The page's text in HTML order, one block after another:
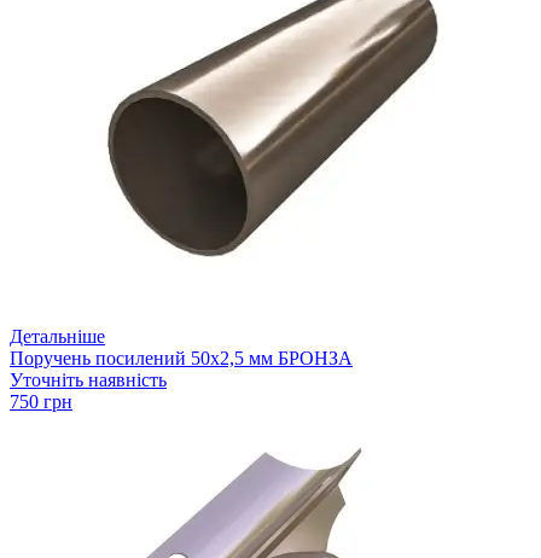
Детальніше
Поручень посилений 50х2,5 мм БРОНЗА
Уточніть наявність
750 грн